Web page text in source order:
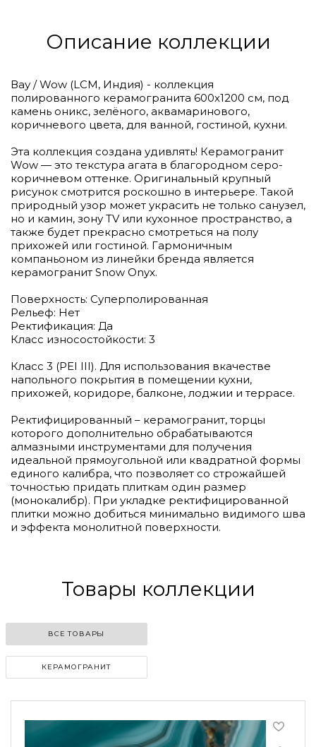
Описание коллекции
Вау / Wow (LCM, Индия) - коллекция
полированного керамогранита 600х1200 см, под
камень оникс, зелёного, аквамаринового,
коричневого цвета, для ванной, гостиной, кухни.
Эта коллекция создана удивлять! Керамогранит
Wow — это текстура агата в благородном серо-
коричневом оттенке. Оригинальный крупный
рисунок смотрится роскошно в интерьере. Такой
природный узор может украсить не только санузел,
но и камин, зону TV или кухонное пространство, а
также будет прекрасно смотреться на полу
прихожей или гостиной. Гармоничным
компаньоном из линейки бренда является
керамогранит Snow Onyx.
Поверхность: Суперполированная
Рельеф: Нет
Ректификация: Да
Класс износостойкости: 3
Класс 3 (PEI III). Для использования вкачестве
напольного покрытия в помещении кухни,
прихожей, коридоре, балконе, лоджии и террасе.
Ректифицированный – керамогранит, торцы
которого дополнительно обрабатываются
алмазными инструментами для получения
идеальной прямоугольной или квадратной формы
единого калибра, что позволяет со строжайшей
точностью придать плиткам один размер
(монокалибр). При укладке ректифицированной
плитки можно добиться минимально видимого шва
и эффекта монолитной поверхности.
Товары коллекции
ВСЕ ТОВАРЫ
КЕРАМОГРАНИТ